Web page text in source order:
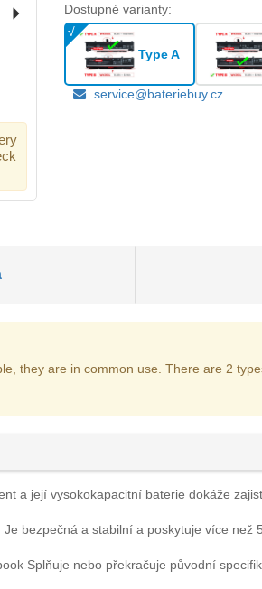
Dostupné varianty:
Type A
service@bateriebuy.cz
they are in common use. There are 2
a její vysokokapacitní baterie dokáže
bezpečná a stabilní a poskytuje více než
Splňuje nebo překračuje původní